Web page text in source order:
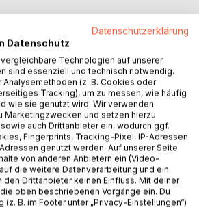
mitten im Herzen Deutschlands
Mitri, ein junger Syrer, der den
entkommen ist, und Onkel
kranker Mann, dessen Stimme
von der Vertreibung aus
Zweiten Weltkrieg, verstummt ist.
ihrer Vergangenheit gezeichnet:
auf ein neues Leben in Freiheit, und
Datenschutzerklärung
Datenschutz
Technologien auf unserer
sind essenziell und technisch notwendig.
(z. B. Cookies oder
Tracking), um zu messen, wie häufig
wie sie genutzt wird. Wir verwenden
Marketingzwecken und setzen hierzu
auch Drittanbieter ein, wodurch ggf.
Fingerprints, Tracking-Pixel, IP-Adressen
genutzt werden. Auf unserer Seite
von anderen Anbietern ein (Video-
die weitere Datenverarbeitung und ein
den Drittanbieter keinen Einfluss. Mit deiner
oben beschriebenen Vorgänge ein. Du
(z. B. im Footer unter „Privacy-Einstellungen“)